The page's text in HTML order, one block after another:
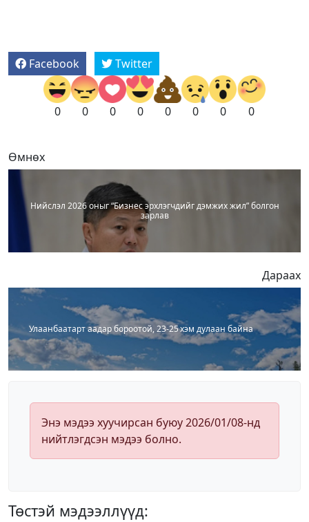
Facebook Twitter
0 0 0 0 0 0 0 0
Өмнөх
Нийслэл 2026 оныг “Бизнес эрхлэгчдийг дэмжих жил” болгон
зарлав
Дараах
Улаанбаатарт аадар бороотой, 23-25 хэм дулаан байна
Энэ мэдээ хуучирсан буюу 2026/01/08-нд
нийтлэгдсэн мэдээ болно.
Төстэй мэдээллүүд: